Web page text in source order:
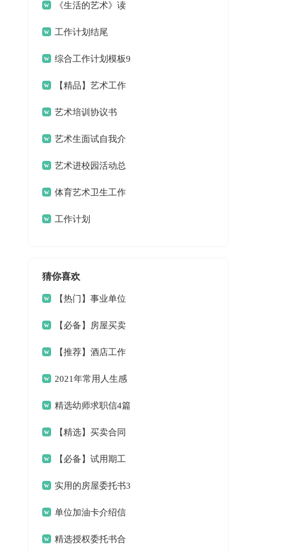
《生活的艺术》读
书笔记工作计划结尾
综合工作计划模板9
篇 【精品】艺术工作
计划三篇
艺术培训协议书
艺术生面试自我介
绍 艺术进校园活动总
结合集8篇
体育艺术卫生工作
总结工作计划
猜你喜欢
【热门】事业单位
请假条4篇
【必备】房屋买卖
合同范文6篇
【推荐】酒店工作
总结三篇
2021年常用人生感
言语录33条
精选幼师求职信4篇
【精选】买卖合同
范文9篇【必备】试用期工
作总结合集八篇
实用的房屋委托书3
篇 单位加油卡介绍信
锦集六篇
精选授权委托书合